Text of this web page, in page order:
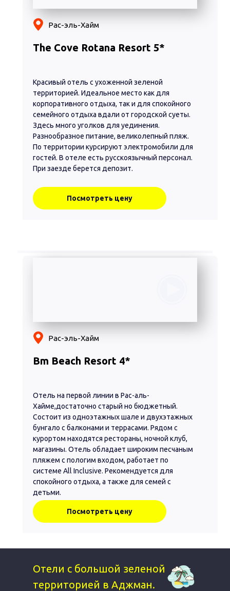
Красивый отель с ухоженной зеленой
территорией. Идеальное место как для
корпоративного отдыха, так и для спокойного
семейного отдыха вдали от городской суеты.
Здесь много уголков для уединения.
Разнообразное питание, великолепный пляж.
По территории курсируют электромобили для
гостей. В отеле есть русскоязычный персонал.
При заезде берется депозит.
The Cove Rotana Resort 5*
Посмотреть цену
Рас-эль-Хайм
Отель на первой линии в Рас-аль-
Хайме,достаточно старый но бюджетный.
Состоит из одноэтажных шале и двухэтажных
бунгало с балконами и террасами. Рядом с
курортом находятся рестораны, ночной клуб,
магазины. Отель обладает широким песчаным
пляжем с пологим входом, работает по
системе All Inclusive. Рекомендуется для
спокойного отдыха, а также для семей с
детьми.
Bm Beach Resort 4*
Посмотреть цену
Рас-эль-Хайм
Отели с большой зеленой
территорией в Аджман.